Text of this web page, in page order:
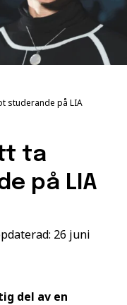
studerande på LIA
ta
på LIA
26 juni
del av en